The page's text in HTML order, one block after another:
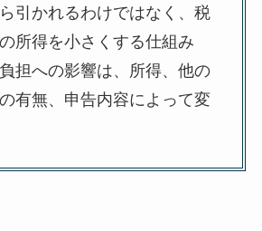
引かれるわけではなく、税
所得を小さくする仕組み
担への影響は、所得、他の
有無、申告内容によって変